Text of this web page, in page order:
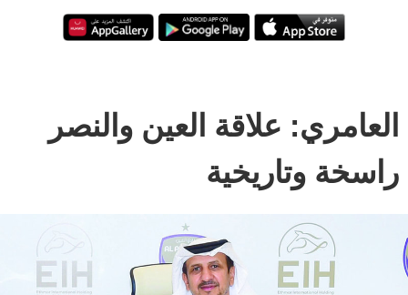
العامري: علاقة العين والنصر
راسخة وتاريخية